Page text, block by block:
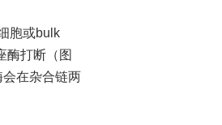
胞或bulk
酶打断（图
在杂合链两